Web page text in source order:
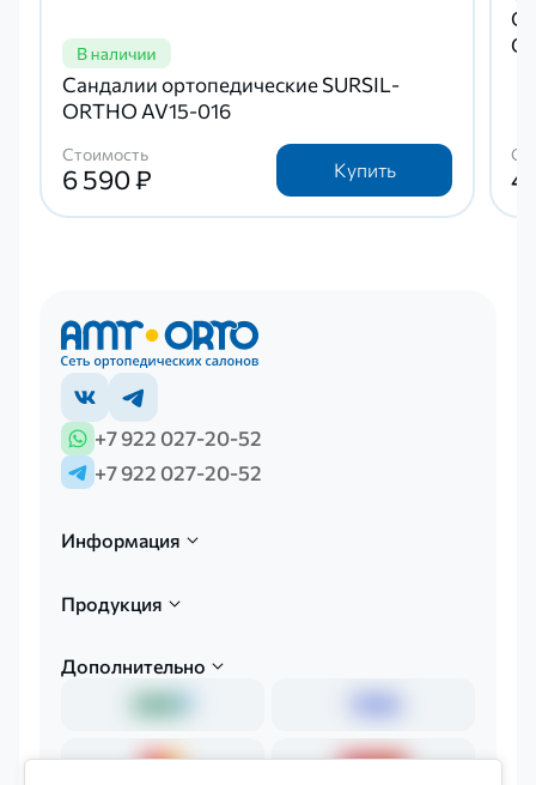
Сандалии ортопедические SURSIL-
ORTHO AV15-016
Стоимость
6 590 ₽ Купить 4
+7 922 027-20-52
+7 922 027-20-52
Информация
Продукция
Дополнительно